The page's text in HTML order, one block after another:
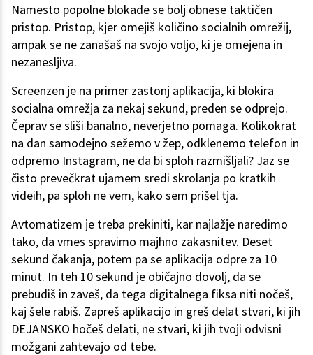
Namesto popolne blokade se bolj obnese taktičen
pristop. Pristop, kjer omejiš količino socialnih omrežij,
ampak se ne zanašaš na svojo voljo, ki je omejena in
nezanesljiva.
Screenzen je na primer zastonj aplikacija, ki blokira
socialna omrežja za nekaj sekund, preden se odprejo.
Čeprav se sliši banalno, neverjetno pomaga. Kolikokrat
na dan samodejno sežemo v žep, odklenemo telefon in
odpremo Instagram, ne da bi sploh razmišljali? Jaz se
čisto prevečkrat ujamem sredi skrolanja po kratkih
videih, pa sploh ne vem, kako sem prišel tja.
Avtomatizem je treba prekiniti, kar najlažje naredimo
tako, da vmes spravimo majhno zakasnitev. Deset
sekund čakanja, potem pa se aplikacija odpre za 10
minut. In teh 10 sekund je običajno dovolj, da se
prebudiš in zaveš, da tega digitalnega fiksa niti nočeš,
kaj šele rabiš. Zapreš aplikacijo in greš delat stvari, ki jih
DEJANSKO hočeš delati, ne stvari, ki jih tvoji odvisni
možgani zahtevajo od tebe.